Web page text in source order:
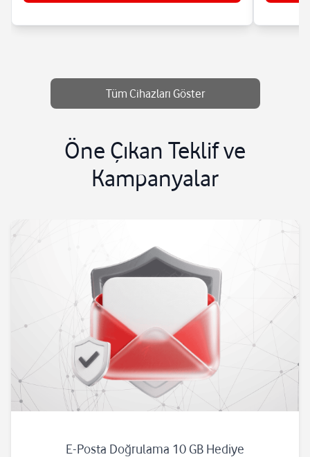
Tüm Cihazları Göster
Öne Çıkan Teklif ve
Kampanyalar
E-Posta Doğrulama 10 GB Hediye